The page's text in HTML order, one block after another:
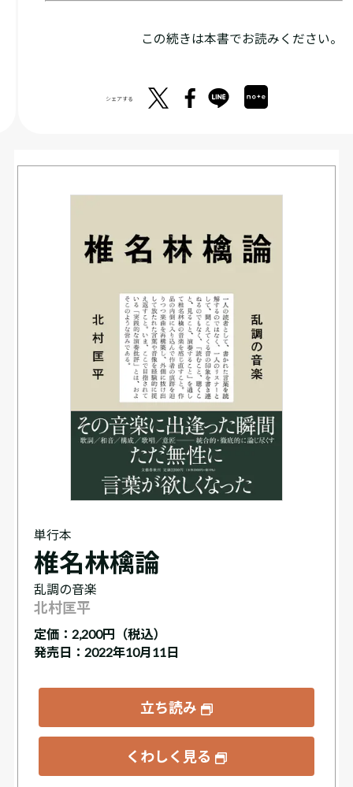
この続きは本書でお読みください。
シェアする
単行本
椎名林檎論
乱調の音楽
北村匡平
定価： 2,200円（税込）
発売日：2022年10月11日
立ち読み
くわしく見る